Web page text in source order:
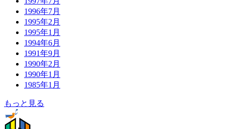
1996年7月
1995年2月
1995年1月
1994年6月
1991年9月
1990年2月
1990年1月
1985年1月
もっと見る